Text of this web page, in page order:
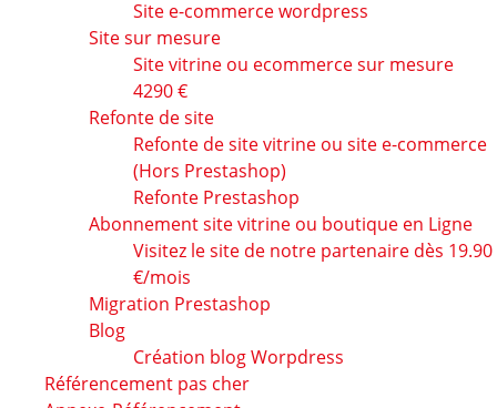
Site e-commerce wordpress
Site sur mesure
Site vitrine ou ecommerce sur mesure
4290 €
Refonte de site
Refonte de site vitrine ou site e-commerce
(Hors Prestashop)
Refonte Prestashop
Abonnement site vitrine ou boutique en Ligne
Visitez le site de notre partenaire dès 19.90
€/mois
Migration Prestashop
Blog
Création blog Worpdress
Référencement pas cher